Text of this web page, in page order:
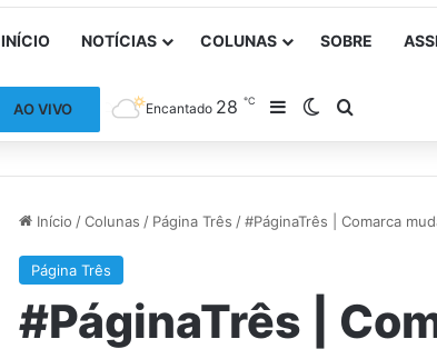
INÍCIO NOTÍCIAS COLUNAS SOBRE
AO VIVO Encantado 28℃ Barra Lateral
Switch skin
Início / Colunas / Página Três / #PáginaTrês | Comarca
Página Três
#PáginaTrês |